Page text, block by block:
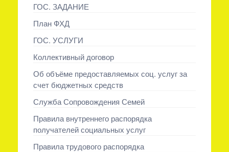
ГОС. ЗАДАНИЕ
План ФХД
ГОС. УСЛУГИ
Коллективный договор
Об объёме предоставляемых соц. услуг за
счет бюджетных средств
Служба Сопровождения Семей
Правила внутреннего распорядка
получателей социальных услуг
Правила трудового распорядка